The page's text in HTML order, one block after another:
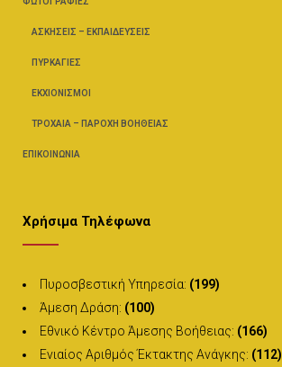
ΑΣΚΉΣΕΙΣ – ΕΚΠΑΙΔΕΎΣΕΙΣ
ΠΥΡΚΑΓΙΈΣ
ΕΚΧΙΟΝΙΣΜΟΊ
ΤΡΟΧΑΊΑ – ΠΑΡΟΧΉ ΒΟΗΘΕΊΑΣ
ΕΠΙΚΟΙΝΩΝΊΑ
Χρήσιμα Τηλέφωνα
Πυροσβεστική Υπηρεσία: (199)
Άμεση Δράση: (100)
Εθνικό Κέντρο Άμεσης Βοήθειας: (166)
Ενιαίος Αριθμός Έκτακτης Ανάγκης: (112)